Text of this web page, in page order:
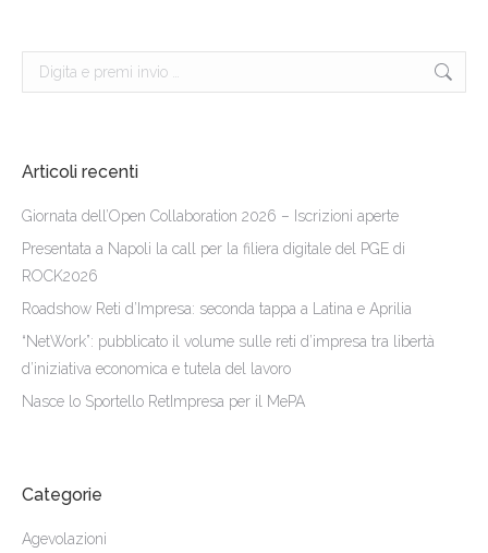
Cerca:
Articoli recenti
Giornata dell’Open Collaboration 2026 – Iscrizioni aperte
Presentata a Napoli la call per la filiera digitale del PGE di
ROCK2026
Roadshow Reti d’Impresa: seconda tappa a Latina e Aprilia
“NetWork”: pubblicato il volume sulle reti d’impresa tra libertà
d’iniziativa economica e tutela del lavoro
Nasce lo Sportello RetImpresa per il MePA
Categorie
Agevolazioni